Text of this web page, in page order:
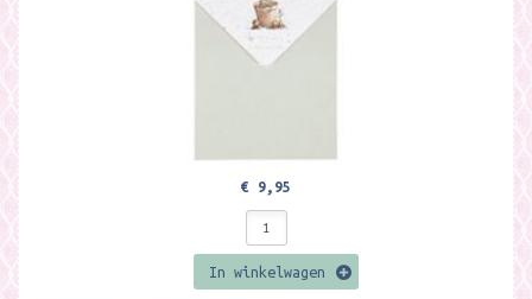
€ 9,95
In winkelwagen